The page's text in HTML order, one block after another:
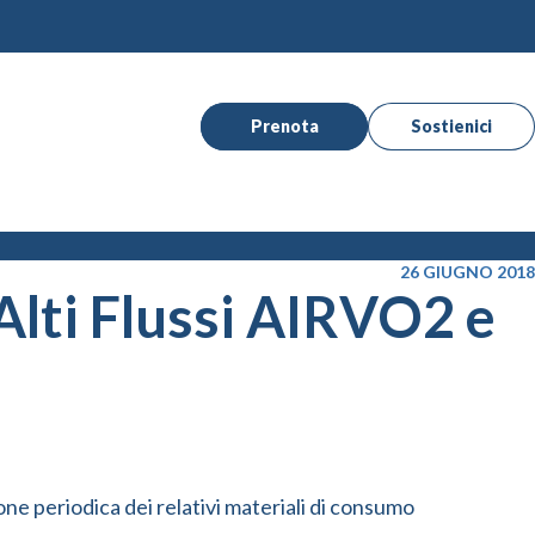
Prenota Sostienici
26 GIUGNO 2018
Flussi AIRVO2 e
periodica dei relativi materiali di consumo